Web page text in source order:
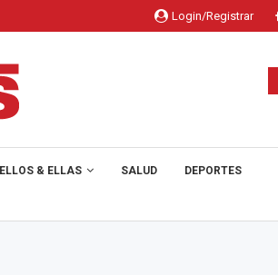
Login/Registrar
ELLOS & ELLAS SALUD DEPORTES